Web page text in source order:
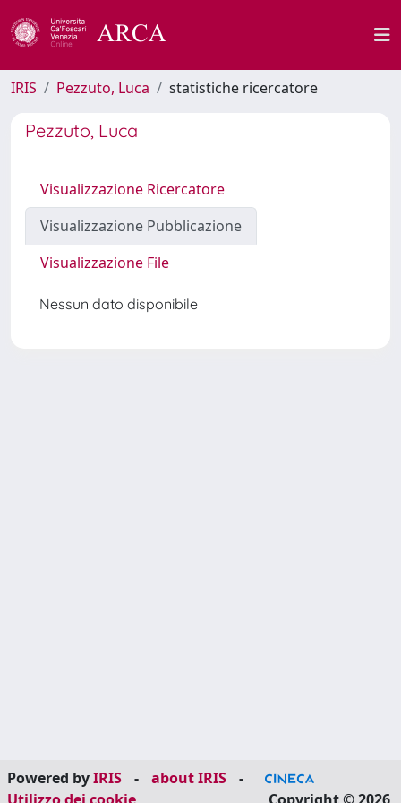
IRIS Pezzuto, Luca statistiche ricercatore
Pezzuto, Luca
Visualizzazione Ricercatore
Visualizzazione Pubblicazione
Visualizzazione File
Nessun dato disponibile
Powered byIRIS - about IRIS
-